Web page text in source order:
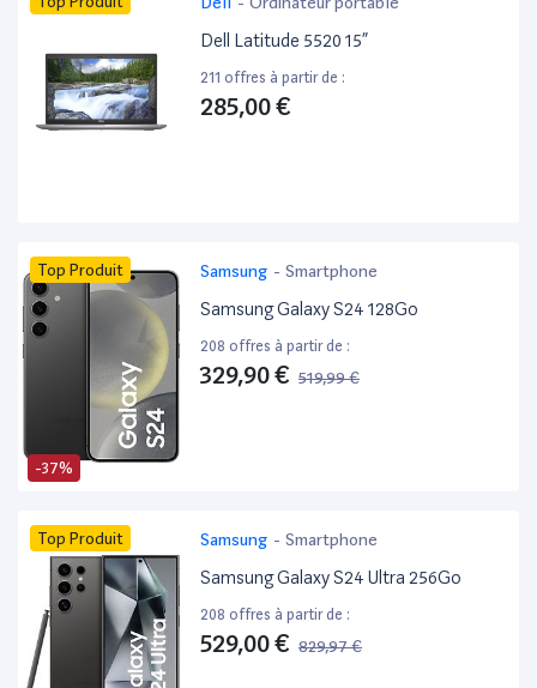
Dell Latitude 5520 15”
211 offres à partir de :
285,00 €
-37%
Top Produit Samsung - Smartphone
Samsung Galaxy S24 128Go
208 offres à partir de :
329,90 € 519,99 €
Top Produit Samsung - Smartphone
Samsung Galaxy S24 Ultra 256Go
208 offres à partir de :
529,00 € 829,97 €